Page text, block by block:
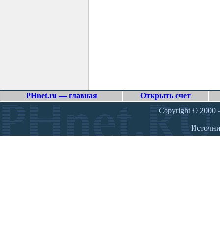
PHnet.ru — главная
Открыть счет
Copyright © 2000